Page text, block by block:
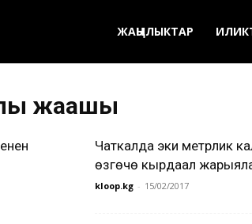
ЖАҢЫЛЫКТАР
жаашы
Чаткалда эки метрлик
өзгөчө кырдаал
kloop.kg - 15/02/2017